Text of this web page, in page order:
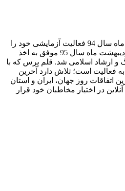
پایگاه خبری قلم پرس از دی ماه سال 94 فعالیت آزمایشی خود را
آغاز کرد و پس از آن در 13 اردیبهشت ماه سال 95 موفق به اخذ
ارشاد اسلامی شد. قلم پرس که با
مشغول به فعالیت است؛ تلاش دارد آخرین
اتفاقات روز جهان، ایران و استان
در اختیار مخاطبان خود قرار